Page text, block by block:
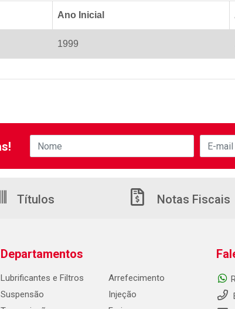
Ano Inicial
1999
Títulos Notas Fiscais
Departamentos
Lubrificantes e Filtros
Suspensão
Arrefecimento
Injeção